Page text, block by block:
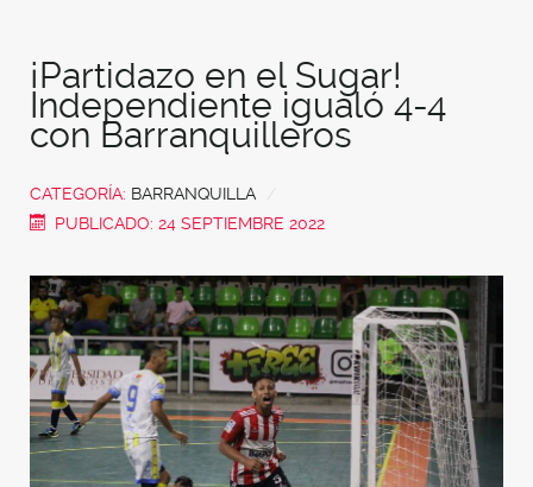
¡Partidazo en el Sugar!
Independiente igualó 4-4
con Barranquilleros
CATEGORÍA: BARRANQUILLA
PUBLICADO: 24 SEPTIEMBRE 2022